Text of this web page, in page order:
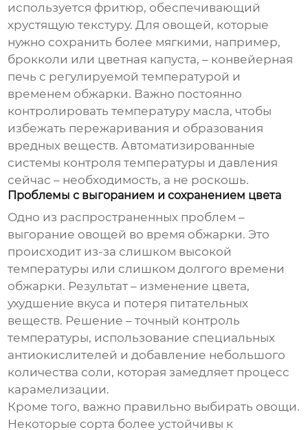
используется фритюр, обеспечивающий
хрустящую текстуру. Для овощей, которые
нужно сохранить более мягкими, например,
брокколи или цветная капуста, – конвейерная
печь с регулируемой температурой и
временем обжарки. Важно постоянно
контролировать температуру масла, чтобы
избежать пережаривания и образования
вредных веществ. Автоматизированные
системы контроля температуры и давления
сейчас – необходимость, а не роскошь.
Проблемы с выгоранием и сохранением цвета
Одно из распространенных проблем –
выгорание овощей во время обжарки. Это
происходит из-за слишком высокой
температуры или слишком долгого времени
обжарки. Результат – изменение цвета,
ухудшение вкуса и потеря питательных
веществ. Решение – точный контроль
температуры, использование специальных
антиокислителей и добавление небольшого
количества соли, которая замедляет процесс
карамелизации.
Кроме того, важно правильно выбирать овощи.
Некоторые сорта более устойчивы к